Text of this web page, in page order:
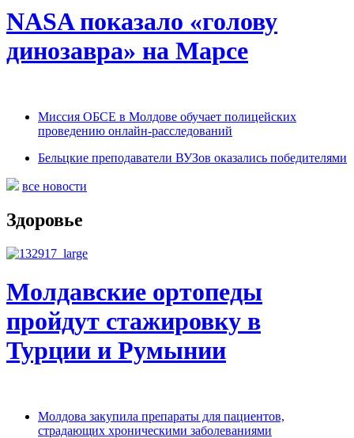
NASA показало «голову
динозавра» на Марсе
Миссия ОБСЕ в Молдове обучает полицейских
проведению онлайн-расследований
Бельцкие преподаватели ВУЗов оказались победителями
все новости
Здоровье
Молдавские ортопеды
пройдут стажировку в
Турции и Румынии
Молдова закупила препараты для пациентов,
страдающих хроническими заболеваниями